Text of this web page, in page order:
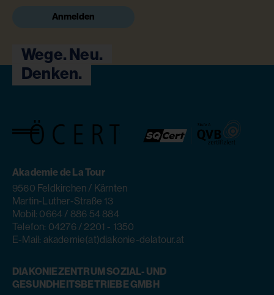
Anmelden
Wege. Neu.
Denken.
Akademie de La Tour
9560 Feldkirchen / Kärnten
Martin-Luther-Straße 13
Mobil: 0664 / 886 54 884
Telefon: 04276 / 2201 - 1350
E-Mail: akademie(at)diakonie-delatour.at
DIAKONIEZENTRUM SOZIAL- UND
GESUNDHEITSBETRIEBE GMBH